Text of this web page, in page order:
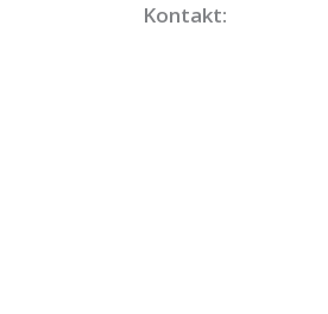
Kontakt: